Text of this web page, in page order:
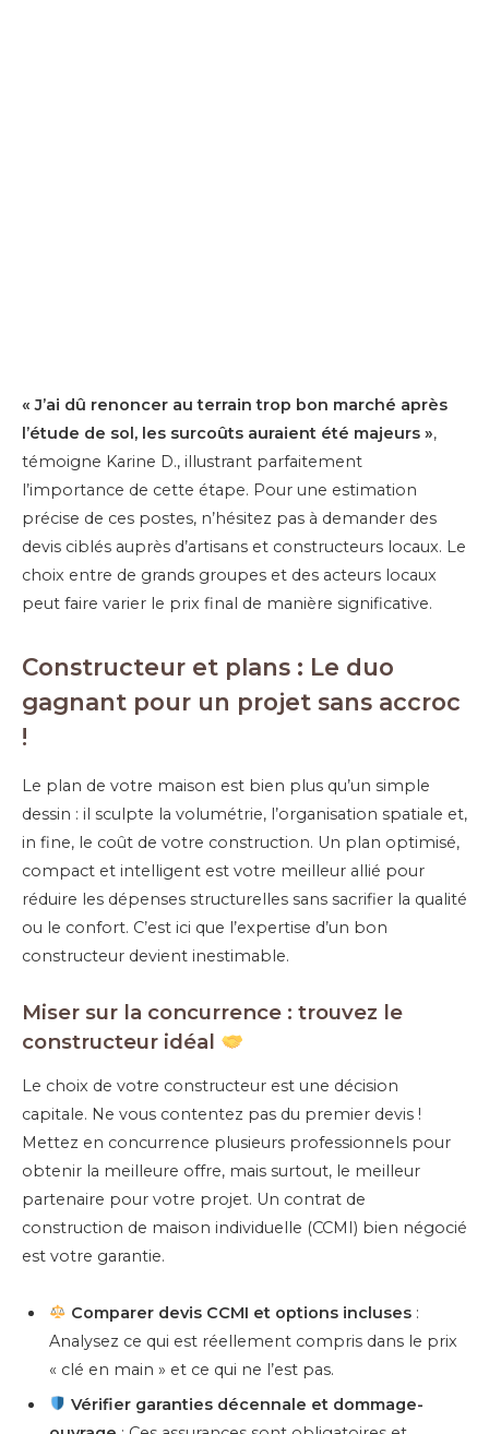
« J’ai dû renoncer au terrain trop bon marché après
l’étude de sol, les surcoûts auraient été majeurs »,
témoigne Karine D., illustrant parfaitement
l’importance de cette étape. Pour une estimation
précise de ces postes, n’hésitez pas à demander des
devis ciblés auprès d’artisans et constructeurs locaux. Le
choix entre de grands groupes et des acteurs locaux
peut faire varier le prix final de manière significative.
Constructeur et plans : Le duo
gagnant pour un projet sans accroc
!
Le plan de votre maison est bien plus qu’un simple
dessin : il sculpte la volumétrie, l’organisation spatiale et,
in fine, le coût de votre construction. Un plan optimisé,
compact et intelligent est votre meilleur allié pour
réduire les dépenses structurelles sans sacrifier la qualité
ou le confort. C’est ici que l’expertise d’un bon
constructeur devient inestimable.
Miser sur la concurrence : trouvez le
constructeur idéal
Le choix de votre constructeur est une décision
capitale. Ne vous contentez pas du premier devis !
Mettez en concurrence plusieurs professionnels pour
obtenir la meilleure offre, mais surtout, le meilleur
partenaire pour votre projet. Un contrat de
construction de maison individuelle (CCMI) bien négocié
est votre garantie.
Comparer devis CCMI et options incluses :
Analysez ce qui est réellement compris dans le prix
« clé en main » et ce qui ne l’est pas.
Vérifier garanties décennale et dommage-